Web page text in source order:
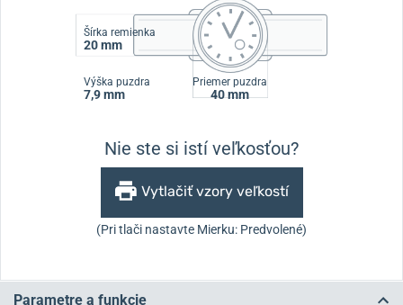
Šírka remienka
20 mm
Výška puzdra
7,9 mm
Priemer puzdra
40 mm
Nie ste si istí veľkosťou?
Vytlačiť vzory veľkostí
(Pri tlači nastavte Mierku: Predvolené)
Parametre a funkcie